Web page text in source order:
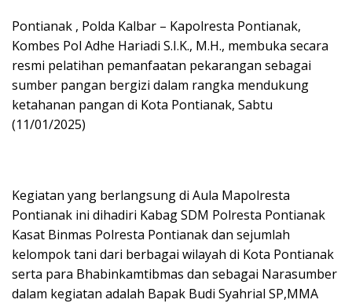
Pontianak , Polda Kalbar – Kapolresta Pontianak,
Kombes Pol Adhe Hariadi S.I.K., M.H., membuka secara
resmi pelatihan pemanfaatan pekarangan sebagai
sumber pangan bergizi dalam rangka mendukung
ketahanan pangan di Kota Pontianak, Sabtu
(11/01/2025)
Kegiatan yang berlangsung di Aula Mapolresta
Pontianak ini dihadiri Kabag SDM Polresta Pontianak
Kasat Binmas Polresta Pontianak dan sejumlah
kelompok tani dari berbagai wilayah di Kota Pontianak
serta para Bhabinkamtibmas dan sebagai Narasumber
dalam kegiatan adalah Bapak Budi Syahrial SP,MMA